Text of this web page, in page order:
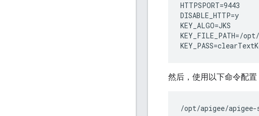
HTTPSPORT=9443
DISABLE_HTTP=y
KEY_ALGO=JKS
KEY_FILE_PATH=/
然后，使用以下命令配置
/opt/apigee/